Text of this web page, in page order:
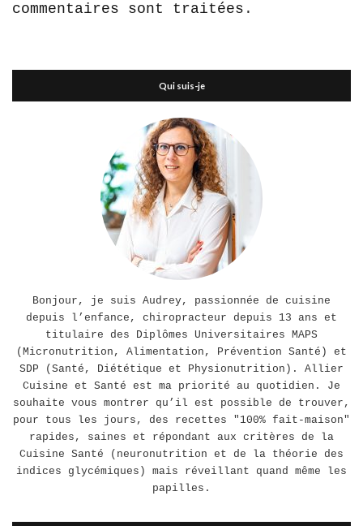
commentaires sont traitées .
Qui suis-je
Bonjour, je suis Audrey, passionnée de cuisine
depuis l’enfance, chiropracteur depuis 13 ans et
titulaire des Diplômes Universitaires MAPS
(Micronutrition, Alimentation, Prévention Santé) et
SDP (Santé, Diététique et Physionutrition). Allier
Cuisine et Santé est ma priorité au quotidien. Je
souhaite vous montrer qu’il est possible de trouver,
pour tous les jours, des recettes "100% fait-maison"
rapides, saines et répondant aux critères de la
Cuisine Santé (neuronutrition et de la théorie des
indices glycémiques) mais réveillant quand même les
papilles.